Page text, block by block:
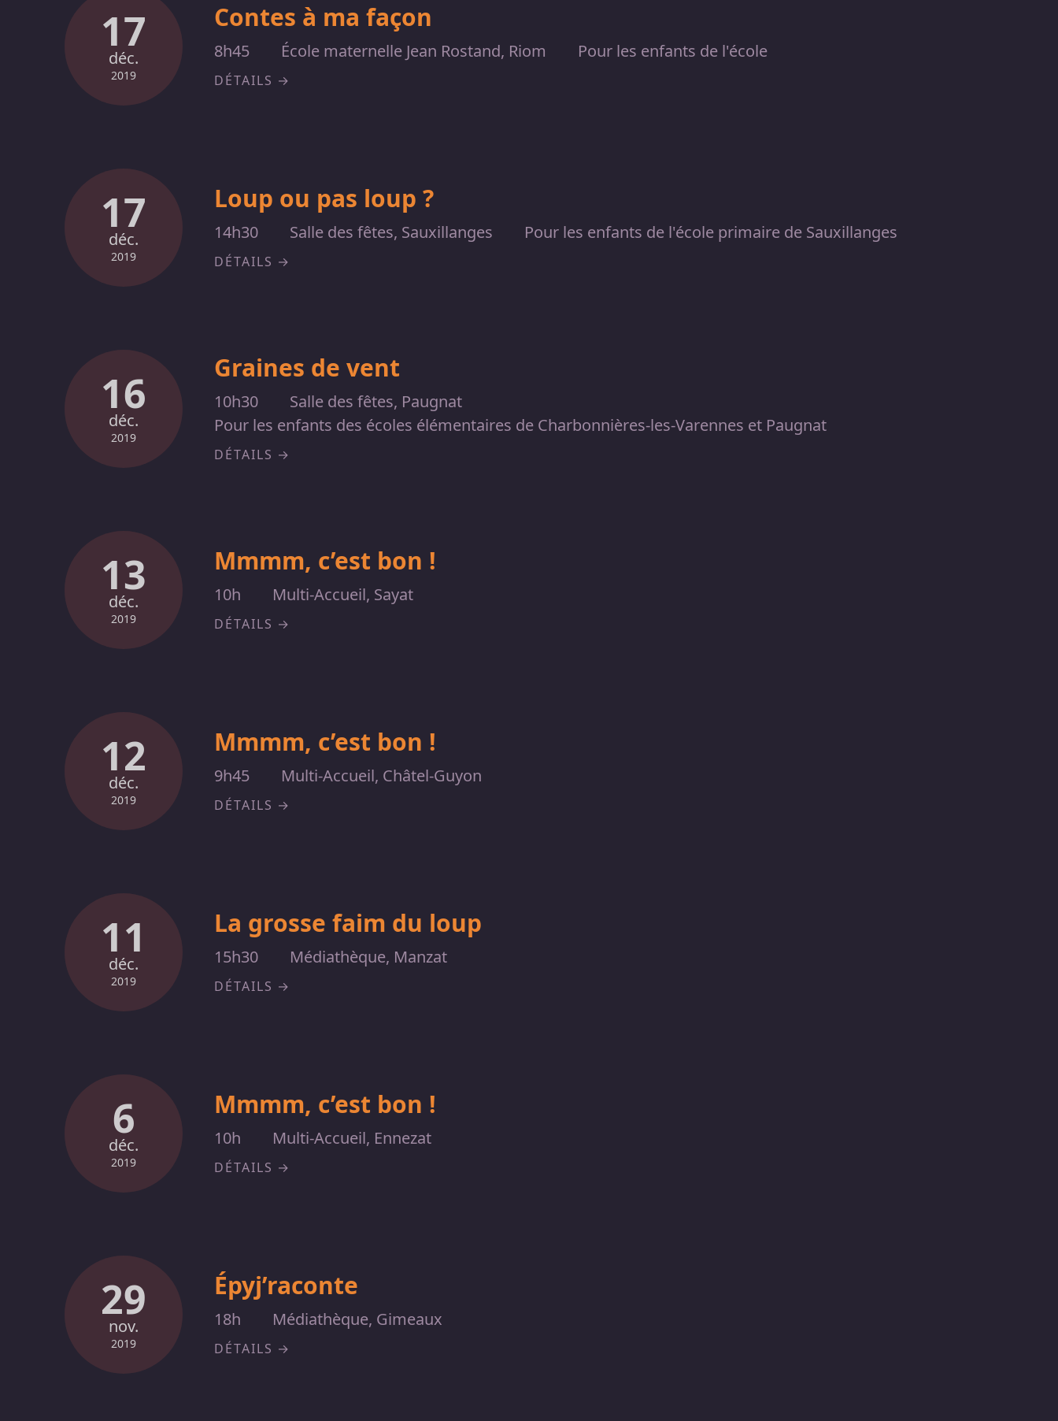
17
déc.
2019
Contes à ma façon
8h45 École maternelle Jean Rostand, Riom Pour les enfants de l'école
DÉTAILS
17
déc.
2019
Loup ou pas loup ?
14h30 Salle des fêtes, Sauxillanges Pour les enfants de l'école primaire de Sauxillanges
DÉTAILS
16
déc.
2019
Graines de vent
10h30
Salle des fêtes, Paugnat
Pour les enfants des écoles élémentaires de Charbonnières-les-Varennes et Paugnat
DÉTAILS
13
déc.
2019
Mmmm, c’est bon !
10h Multi-Accueil, Sayat
DÉTAILS
12
déc.
2019
Mmmm, c’est bon !
9h45 Multi-Accueil, Châtel-Guyon
DÉTAILS
11
déc.
2019
La grosse faim du loup
15h30 Médiathèque, Manzat
DÉTAILS
6
déc.
2019
Mmmm, c’est bon !
10h Multi-Accueil, Ennezat
DÉTAILS
29
nov.
2019
Épyj’raconte
18h Médiathèque, Gimeaux
DÉTAILS